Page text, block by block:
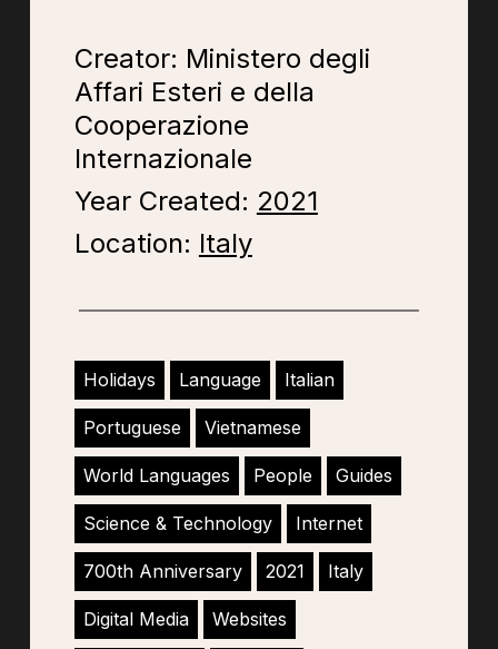
Creator: Ministero degli
Affari Esteri e della
Cooperazione
Internazionale
Year Created: 2021
Location: Italy
Holidays Language Italian
Portuguese Vietnamese
World Languages People Guides
Science & Technology Internet
700th Anniversary 2021 Italy
Digital Media Websites